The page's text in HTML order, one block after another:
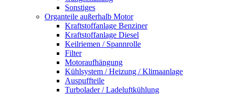
Sonstiges
Organteile außerhalb Motor
Kraftstoffanlage Benziner
Kraftstoffanlage Diesel
Keilriemen / Spannrolle
Filter
Motoraufhängung
Kühlsystem / Heizung / Klimaanlage
Auspuffteile
Turbolader / Ladeluftkühlung